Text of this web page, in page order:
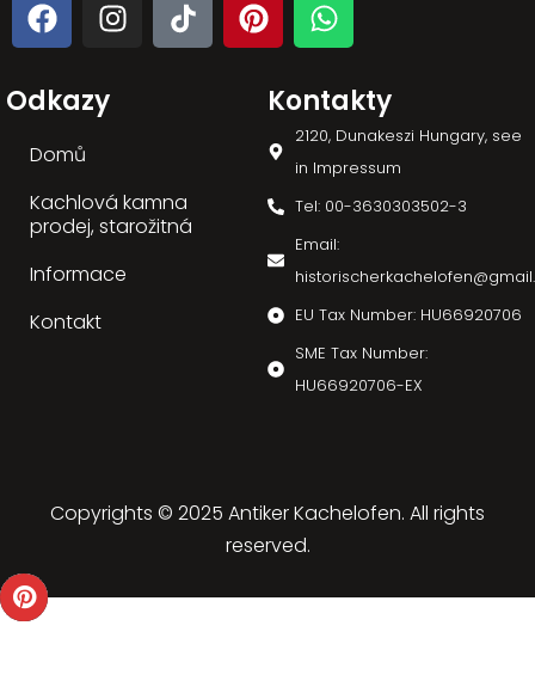
Odkazy
Domů
Kachlová kamna
prodej, starožitná
Informace
Kontakt
Kontakty
2120, Dunakeszi Hungary, see
in Impressum
Tel: 00-3630303502-3
Email:
EU Tax Number: HU66920706
SME Tax Number:
HU66920706-EX
Copyrights © 2025 Antiker Kachelofen. All rights
reserved.